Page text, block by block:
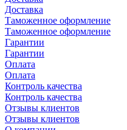
Доставка
Таможенное оформление
Таможенное оформление
Гарантии
Гарантии
Оплата
Оплата
Контроль качества
Контроль качества
Отзывы клиентов
Отзывы клиентов